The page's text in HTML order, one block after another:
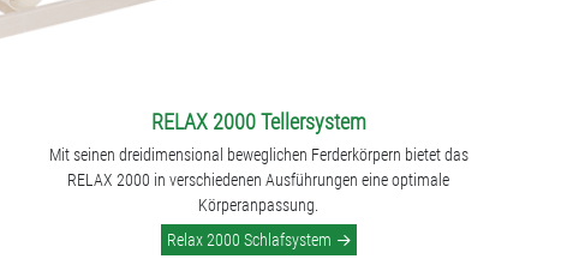
RELAX 2000 Tellersystem
Mit seinen dreidimensional beweglichen Ferderkörpern bietet das
RELAX 2000 in verschiedenen Ausführungen eine optimale
Körperanpassung.
Relax 2000 Schlafsystem